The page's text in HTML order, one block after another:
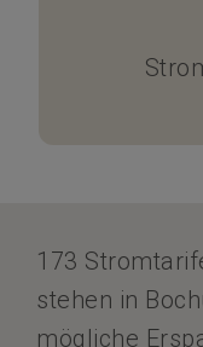
173
stehen in
mögliche